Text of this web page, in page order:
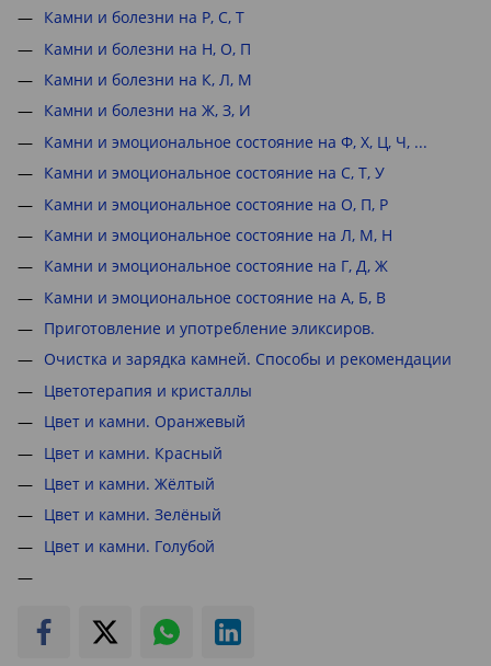
Камни и болезни на Р, С, Т
Камни и болезни на Н, О, П
Камни и болезни на К, Л, М
Камни и болезни на Ж, З, И
Камни и эмоциональное состояние на Ф, Х, Ц, Ч, ...
Камни и эмоциональное состояние на С, Т, У
Камни и эмоциональное состояние на О, П, Р
Камни и эмоциональное состояние на Л, М, Н
Камни и эмоциональное состояние на Г, Д, Ж
Камни и эмоциональное состояние на А, Б, В
Приготовление и употребление эликсиров.
Очистка и зарядка камней. Способы и рекомендации
Цветотерапия и кристаллы
Цвет и камни. Оранжевый
Цвет и камни. Красный
Цвет и камни. Жёлтый
Цвет и камни. Зелёный
Цвет и камни. Голубой